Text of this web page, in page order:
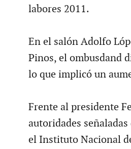
labores 2011.
En el salón Adolfo
Pinos, el ombusdand
lo que implicó un
Frente al presidente
autoridades
el Instituto Nacional